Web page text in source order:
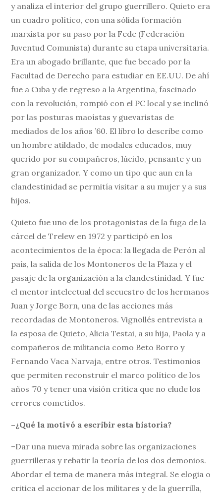
y analiza el interior del grupo guerrillero. Quieto era
un cuadro político, con una sólida formación
marxista por su paso por la Fede (Federación
Juventud Comunista) durante su etapa universitaria.
Era un abogado brillante, que fue becado por la
Facultad de Derecho para estudiar en EE.UU. De ahí
fue a Cuba y de regreso a la Argentina, fascinado
con la revolución, rompió con el PC local y se inclinó
por las posturas maoístas y guevaristas de
mediados de los años ’60. El libro lo describe como
un hombre atildado, de modales educados, muy
querido por su compañeros, lúcido, pensante y un
gran organizador. Y como un tipo que aun en la
clandestinidad se permitía visitar a su mujer y a sus
hijos.
Quieto fue uno de los protagonistas de la fuga de la
cárcel de Trelew en 1972 y participó en los
acontecimientos de la época: la llegada de Perón al
país, la salida de los Montoneros de la Plaza y el
pasaje de la organización a la clandestinidad. Y fue
el mentor intelectual del secuestro de los hermanos
Juan y Jorge Born, una de las acciones más
recordadas de Montoneros. Vignollés entrevista a
la esposa de Quieto, Alicia Testai, a su hija, Paola y a
compañeros de militancia como Beto Borro y
Fernando Vaca Narvaja, entre otros. Testimonios
que permiten reconstruir el marco político de los
años ’70 y tener una visión crítica que no elude los
errores cometidos.
–¿Qué la motivó a escribir esta historia?
–Dar una nueva mirada sobre las organizaciones
guerrilleras y rebatir la teoría de los dos demonios.
Abordar el tema de manera más integral. Se elogia o
critica el accionar de los militares y de la guerrilla,